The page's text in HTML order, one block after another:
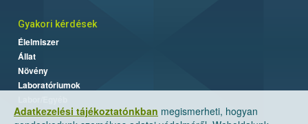
Adatkezelési tájékoztatónkban megismerheti, hogyan
Gyakori kérdések
Élelmiszer
Állat
Növény
Laboratóriumok